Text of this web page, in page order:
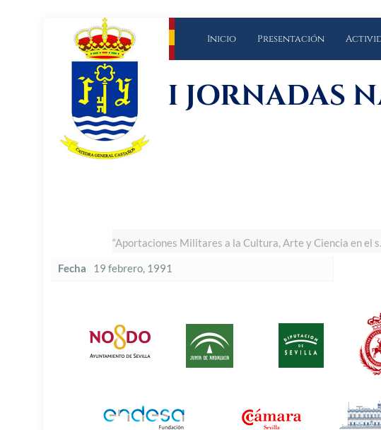
Inicio Presentación
I JORNADAS
“Aportaciones Militares a la Cultura, Arte y Ciencia en el
Fecha
19 febrero, 1991